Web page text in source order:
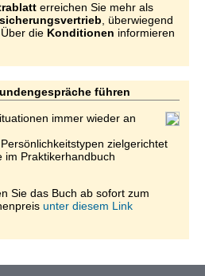
erreichen Sie mehr als
, überwiegend
die Konditionen informieren
führen
immer wieder an
zielgerichtet
im Praktikerhandbuch
Sie das Buch ab sofort zum
unter diesem Link